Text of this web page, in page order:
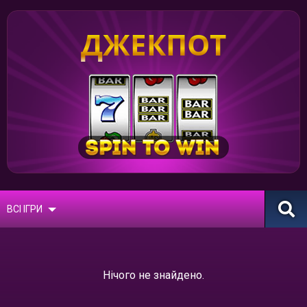
ДЖЕКПОТ
ВСІ ІГРИ
Нічого не знайдено.